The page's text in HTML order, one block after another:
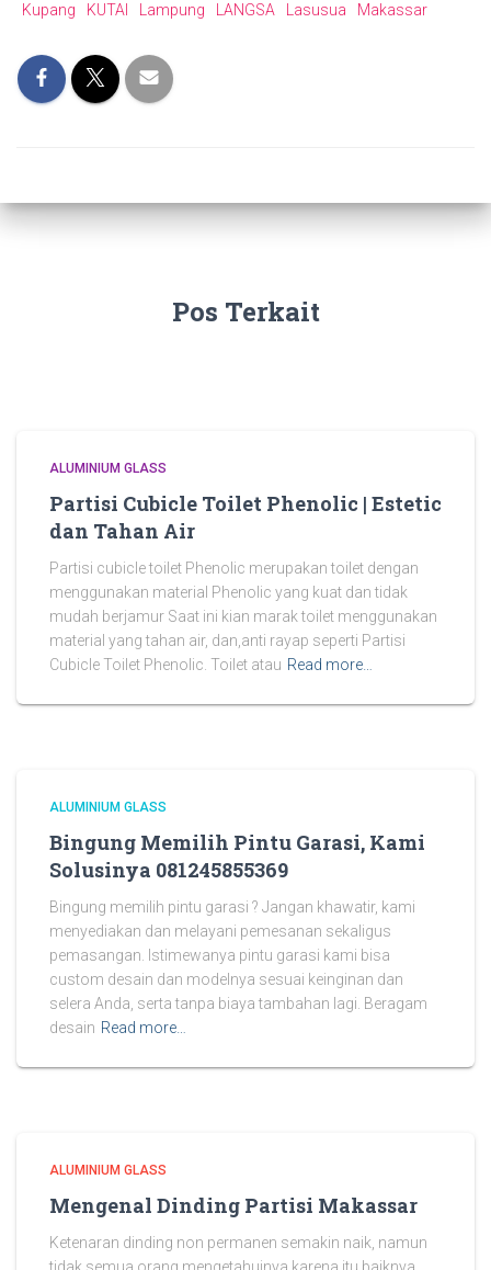
Kupang
KUTAI Lampung LANGSA Lasusua Makassar
Pos Terkait
ALUMINIUM GLASS
Partisi Cubicle Toilet Phenolic | Estetic
dan Tahan Air
Partisi cubicle toilet Phenolic merupakan toilet dengan
menggunakan material Phenolic yang kuat dan tidak
mudah berjamur Saat ini kian marak toilet menggunakan
material yang tahan air, dan,anti rayap seperti Partisi
Cubicle Toilet Phenolic. Toilet atau Read more…
ALUMINIUM GLASS
Bingung Memilih Pintu Garasi, Kami
Solusinya 081245855369
Bingung memilih pintu garasi ? Jangan khawatir, kami
menyediakan dan melayani pemesanan sekaligus
pemasangan. Istimewanya pintu garasi kami bisa
custom desain dan modelnya sesuai keinginan dan
selera Anda, serta tanpa biaya tambahan lagi. Beragam
desain Read more…
ALUMINIUM GLASS
Mengenal Dinding Partisi Makassar
Ketenaran dinding non permanen semakin naik, namun